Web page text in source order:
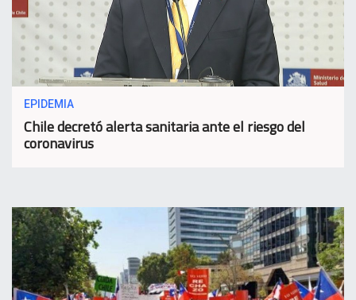
EPIDEMIA
Chile decretó alerta sanitaria ante el riesgo del
coronavirus